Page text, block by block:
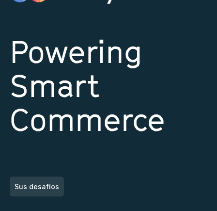
Powering
Smart
Commerce
Sus desafíos